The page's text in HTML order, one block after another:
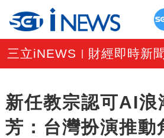
三立iNEWS 財經即時新聞
新任教宗認可AI
芳：台灣扮演推動